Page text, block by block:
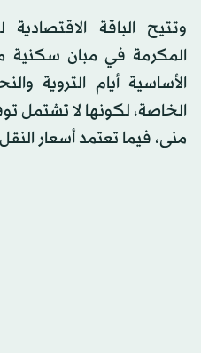
وتتيح الباقة
المكرمة في مبان سكنية
الأساسية أيام التروية
الخاصة، لكونها لا تشتمل
منى، فيما تعتمد أسعار